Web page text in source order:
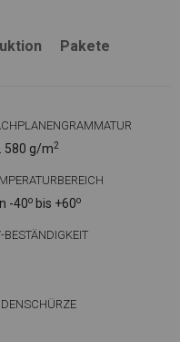
Pakete
580 g/m2
-40o bis +60o
BESTÄNDIGKEIT